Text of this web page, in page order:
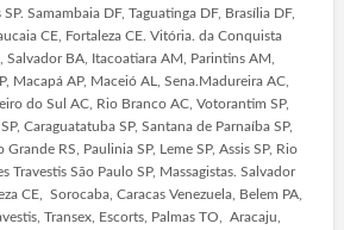
Samambaia DF, Taguatinga DF, Brasília DF,
CE, Fortaleza CE. Vitória. da Conquista
Salvador BA, Itacoatiara AM, Parintins AM,
Macapá AP, Maceió AL, Sena.Madureira AC,
do Sul AC, Rio Branco AC, Votorantim SP,
Caraguatatuba SP, Santana de Parnaíba SP,
Grande RS, Paulinia SP, Leme SP, Assis SP, Rio
Travestis São Paulo SP, Massagistas. Salvador
CE, Sorocaba, Caracas Venezuela, Belem PA,
Transex, Escorts, Palmas TO, Aracaju,